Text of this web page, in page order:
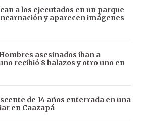
a los ejecutados en un parque
y aparecen imágenes
asesinados iban a
recibió 8 balazos y otro uno en
de 14 años enterrada en una
en Caazapá